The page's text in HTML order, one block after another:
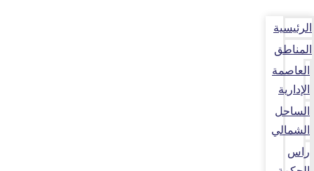
الرئيسية
المناطق
العاصمة
الإدارية
الساحل
الشمالي
راس